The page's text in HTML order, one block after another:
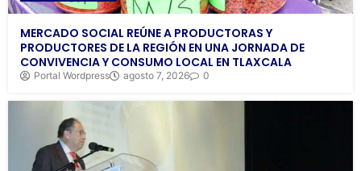
MERCADO SOCIAL REÚNE A PRODUCTORAS Y
PRODUCTORES DE LA REGIÓN EN UNA JORNADA DE
CONVIVENCIA Y CONSUMO LOCAL EN TLAXCALA
Portal Wordpress agosto 7, 2026 0